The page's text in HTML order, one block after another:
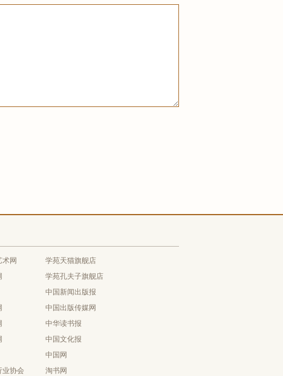
术网
业协会
学苑天猫旗舰店
学苑孔夫子旗舰店
中国新闻出版报
中国出版传媒网
中华读书报
中国文化报
中国网
淘书网